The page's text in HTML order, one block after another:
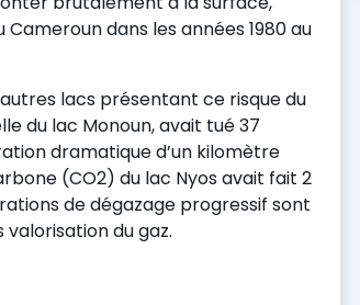
dans les années 1980 au
lacs présentant ce risque du
du lac Monoun, avait tué 37
dramatique d’un kilomètre
(CO2) du lac Nyos avait fait 2
de dégazage progressif sont
valorisation du gaz.